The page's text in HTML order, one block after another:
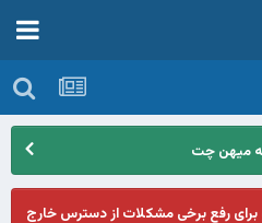
میهن چت
رفع برخی مشکلات از دسترس خارج